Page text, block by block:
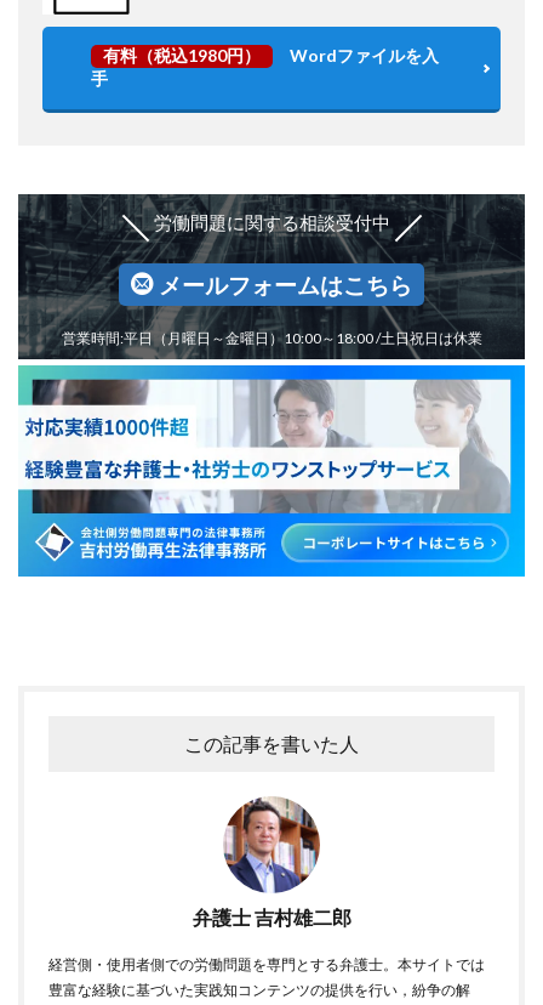
有料（税込1980円）
Wordファイルを入
手
労働問題に関する相談受付中
メールフォームはこちら
営業時間:平日（月曜日～金曜日）10:00～18:00 /土日祝日は休業
この記事を書いた人
弁護士 吉村雄二郎
経営側・使用者側での労働問題を専門とする弁護士。本サイトでは
豊富な経験に基づいた実践知コンテンツの提供を行い，紛争の解